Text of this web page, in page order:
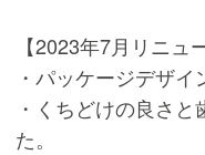
【2023年7月リニュ
・パッケージデザイ
・くちどけの良さ
た。